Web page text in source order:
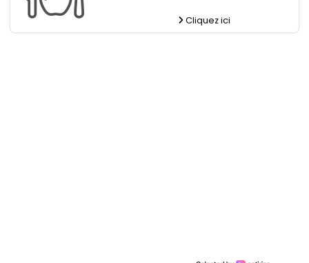
Cliquez ici